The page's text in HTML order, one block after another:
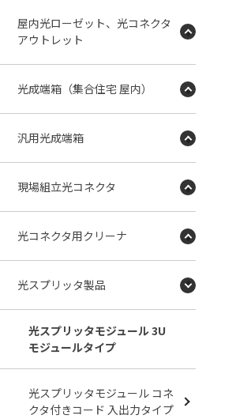
屋内光ローゼット、光コネクタ
アウトレット
光成端箱（集合住宅 屋内）
汎用光成端箱
現場組立光コネクタ
光コネクタ用クリーナ
光スプリッタ製品
光スプリッタモジュール 3U
モジュールタイプ
光スプリッタモジュール コネ
クタ付きコード 入出力タイプ